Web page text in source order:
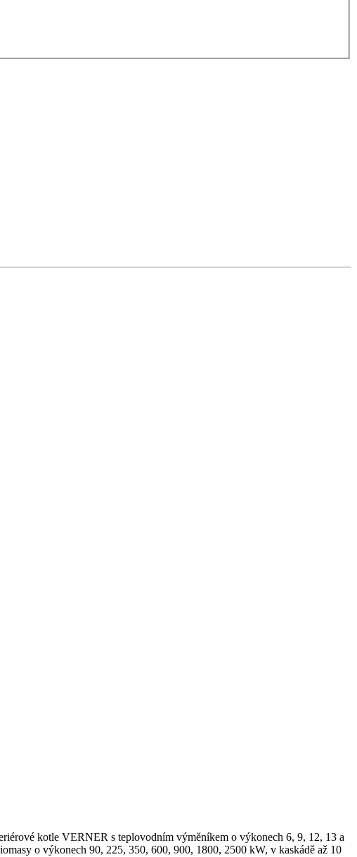
kotle VERNER s teplovodním výměníkem o výkonech 6, 9, 12, 13 a
o výkonech 90, 225, 350, 600, 900, 1800, 2500 kW, v kaskádě až 10